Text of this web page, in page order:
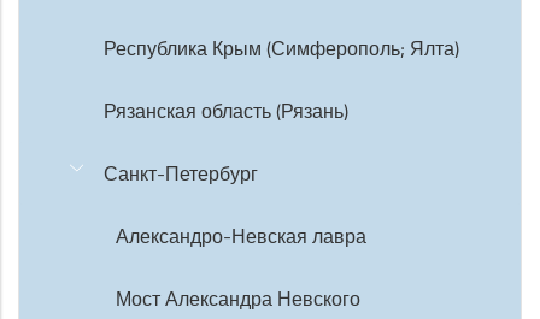
Республика Крым (Симферополь; Ялта)
Рязанская область (Рязань)
Санкт-Петербург
Александро-Невская лавра
Мост Александра Невского